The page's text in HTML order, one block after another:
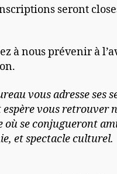
seront
nous prévenir à
vous adresse ses
vous retrouver
où se conjugueront
et spectacle culturel.